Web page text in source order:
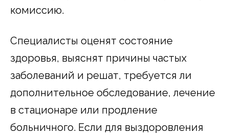
комиссию.
Специалисты оценят состояние
здоровья, выяснят причины частых
заболеваний и решат, требуется ли
дополнительное обследование, лечение
в стационаре или продление
больничного. Если для выздоровления